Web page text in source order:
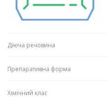
Діюча речовина
Препаративна форма
Хімічний клас